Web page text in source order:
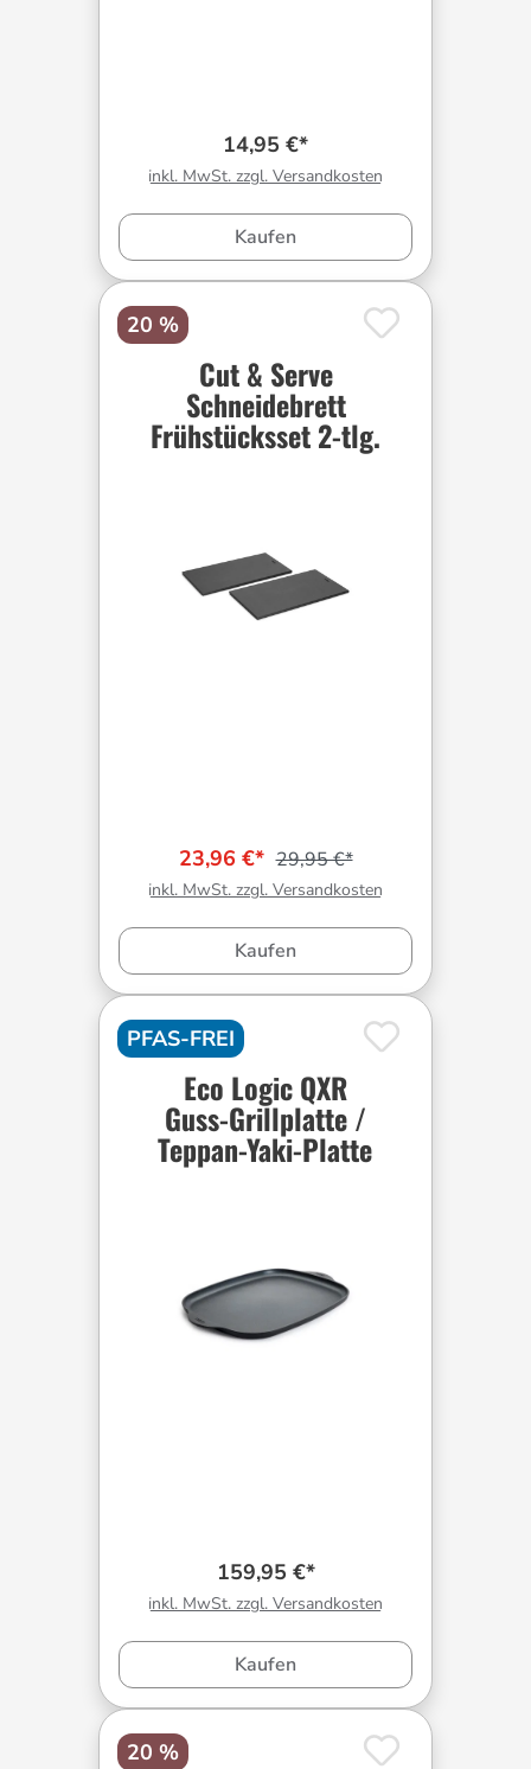
14,95 €*
inkl. MwSt. zzgl. Versandkosten
Kaufen
20 %
Cut & Serve
Schneidebrett
Frühstücksset 2-tlg.
23,96 €* 29,95 €*
inkl. MwSt. zzgl. Versandkosten
Kaufen
PFAS-FREI
Eco Logic QXR
Guss-Grillplatte /
Teppan-Yaki-Platte
159,95 €*
inkl. MwSt. zzgl. Versandkosten
Kaufen
20 %